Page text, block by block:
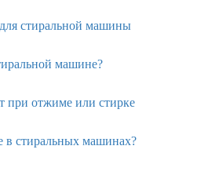
стиральной машины
машине?
при отжиме или стирке
в стиральных машинах?